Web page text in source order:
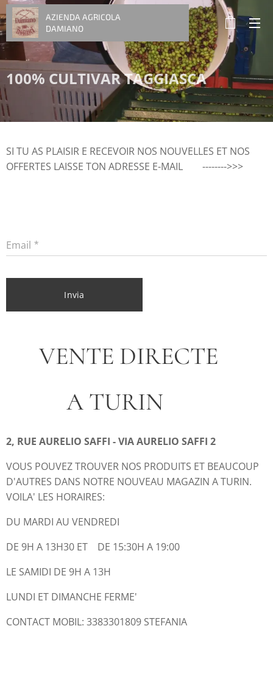
AZIENDA AGRICOLA
DAMIANO
100% CULTIVAR TAGGIASCA
SI TU AS PLAISIR E RECEVOIR NOS NOUVELLES ET NOS
OFFERTES LAISSE TON ADRESSE E-MAIL -------->>>
Email
Invia
VENTE DIRECTE
A TURIN
2, RUE AURELIO SAFFI - VIA AURELIO SAFFI 2
VOUS POUVEZ TROUVER NOS PRODUITS ET BEAUCOUP
D'AUTRES DANS NOTRE NOUVEAU MAGAZIN A TURIN.
VOILA' LES HORAIRES:
DU MARDI AU VENDREDI
DE 9H A 13H30 ET DE 15:30H A 19:00
LE SAMIDI DE 9H A 13H
LUNDI ET DIMANCHE FERME'
CONTACT MOBIL: 3383301809 STEFANIA